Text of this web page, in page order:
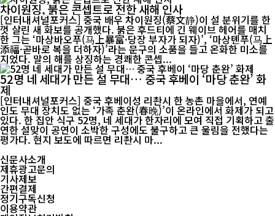
차이원징, 붉은 콘셉트로 전한 새해 인사
[인터내셔널포커스] 중국 배우 차이원징(蔡文静)이 설 분위기를 한
껏 살린 새 화보를 공개했다. 붉은 후드티에 긴 웨이브 헤어를 매치
한 그는 ‘마상바오푸(马上暴富·당장 부자가 되자)’, ‘마상톈푸(马上
添福·곧바로 복을 더하자)’라는 문구의 소품을 들고 온화한 미소를
지었다. 말의 해를 상징하는 경쾌한 콘셉...
52명 네 세대가 만든 설 무대… 중국 후베이 ‘마당 춘완’ 화
제
[인터내셔널포커스] 중국 후베이성 리촨시 한 농촌 마을에서, 연예
인도 무대 장치도 없는 ‘가족 춘완(春晚)’이 온라인에서 화제가 되고
있다. 한 집안 식구 52명, 네 세대가 한자리에 모여 직접 기획하고 출
연한 설맞이 공연이 소박한 구성에도 불구하고 큰 울림을 전했다는
평가다. 현지 보도에 따르면 리촨시 마...
신문사소개
제휴광고문의
기사제보
간편결제
정기구독신청
이용약관